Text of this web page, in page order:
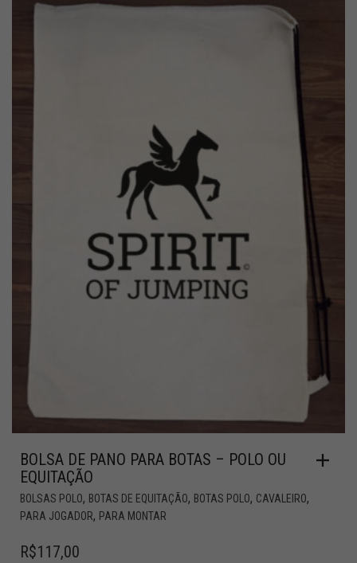
BOLSA DE PANO PARA BOTAS – POLO OU
EQUITAÇÃO
BOLSAS POLO, BOTAS DE EQUITAÇÃO, BOTAS POLO, CAVALEIRO,
PARA JOGADOR, PARA MONTAR
R$117,00